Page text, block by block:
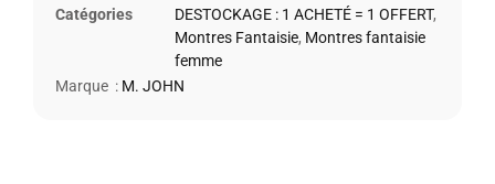
Catégories
DESTOCKAGE : 1 ACHETÉ = 1 OFFERT,
Montres Fantaisie, Montres fantaisie
femme
Marque : M. JOHN